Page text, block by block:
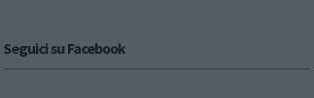
Seguici su Facebook